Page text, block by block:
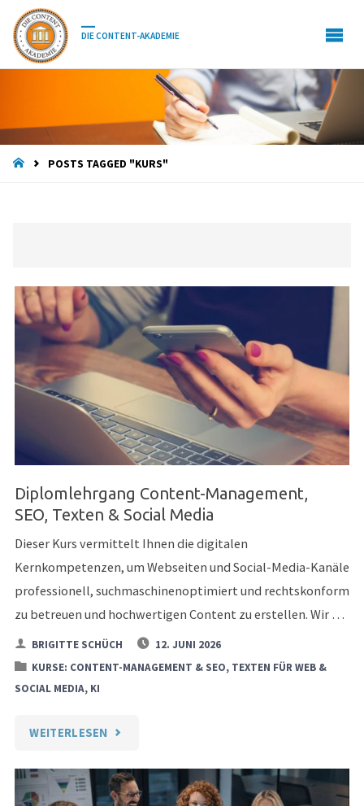
DIE CONTENT-AKADEMIE
HOMEPOSTS TAGGED "KURS"
Diplomlehrgang Content-Management,
SEO, Texten & Social Media
Dieser Kurs vermittelt Ihnen die digitalen
Kernkompetenzen, um Webseiten und Social-Media-Kanäle
professionell, suchmaschinenoptimiert und rechtskonform
zu betreuen und hochwertigen Content zu erstellen. Wir …
BRIGITTE SCHÜCH
12. JUNI 2026
KURSE: CONTENT-MANAGEMENT & SEO, TEXTEN FÜR WEB &
SOCIAL MEDIA, KI
WEITERLESEN "DIPLOMLEHRGANG
MANAGEMENT,